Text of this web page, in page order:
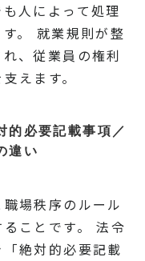
人によって処理
。 就業規則が整
、従業員の権利
えます。
的必要記載事項／
違い
場秩序のルール
ことです。 法令
絶対的必要記載